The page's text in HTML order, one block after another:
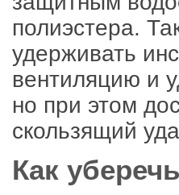
полиэстера.
удерживать
вентиляцию и
но при этом
скользящий
Как